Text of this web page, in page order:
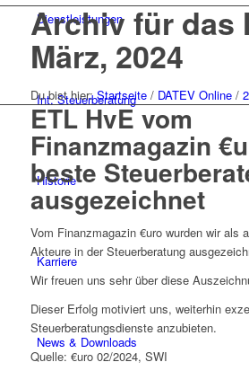
Dienstleistungen
Int. Steuerberatung
Historie
Karriere
News & Downloads
Archiv für das
März, 2024
Du bist hier: Startseite / DATEV Online /
ETL HvE vom
Finanzmagazin
beste
ausgezeichnet
Vom Finanzmagazin €uro wurden wir als
Akteure in der Steuerberatung
Wir freuen uns sehr über diese
Dieser Erfolg motiviert uns, weiterhin
Steuerberatungsdienste anzubieten.
Quelle: €uro 02/2024, SWI